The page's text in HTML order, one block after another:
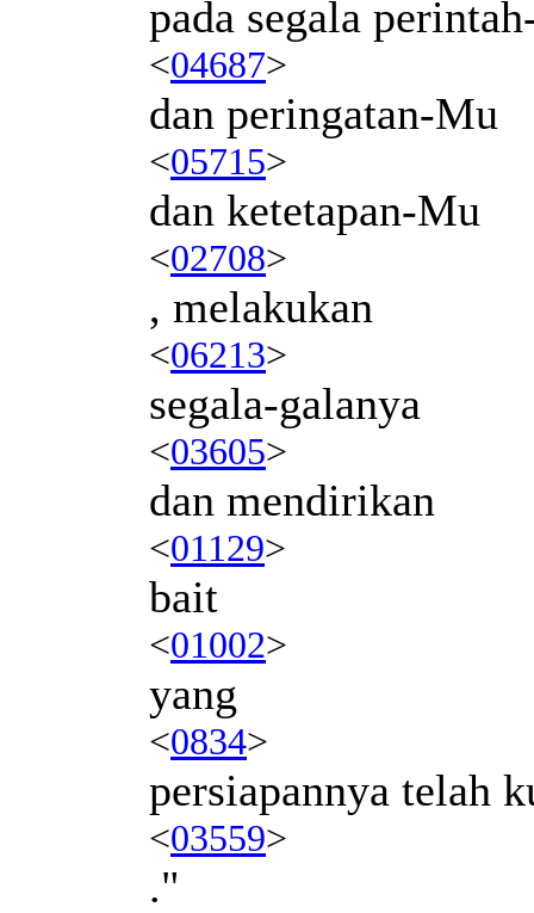
pada segala
<04687>
dan peringatan-Mu
<05715>
dan ketetapan-Mu
<02708>
, melakukan
<06213>
segala-galanya
<03605>
dan mendirikan
<01129>
bait
<01002>
yang
<0834>
persiapannya telah
<03559>
."